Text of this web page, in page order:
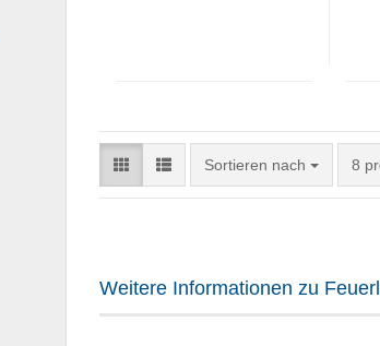
Sortieren nach
Sortieren nach 8
pro
Weitere Informationen zu